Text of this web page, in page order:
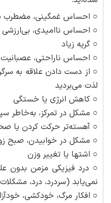
○ احساس غمگینی، مضطرب
○ احساس ناامیدی، بی‌ارزشی
○ گریه زیاد
○ احساس ناراحتی،
○ از دست دادن علاقه به
لذت می‌بردید
○ کاهش انرژی یا خستگی
○ مشکل در تمرکز، به‌خاطر
○ آهسته‌تر حرکت کردن یا
○ مشکل در خوابیدن، صبح
○ اشتها یا تغییر وزن
○ درد فیزیکی مزمن بدون
نمی‌یابد (سردرد، درد،
○ افکار مرگ، خودکشی،